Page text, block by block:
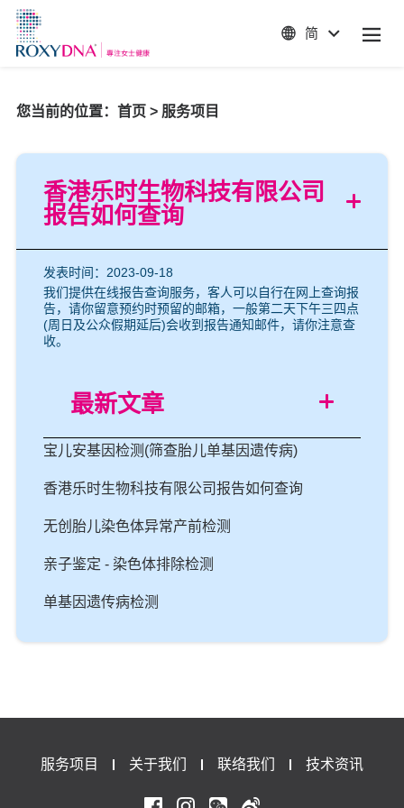
简
您当前的位置： 首页 > 服务项目
香港乐时生物科技有限公司
报告如何查询
发表时间：2023-09-18
我们提供在线报告查询服务，客人可以自行在网上查询报
告，请你留意预约时预留的邮箱，一般第二天下午三四点
(周日及公众假期延后)会收到报告通知邮件，请你注意查
收。
最新文章
宝儿安基因检测(筛查胎儿单基因遗传病)
香港乐时生物科技有限公司报告如何查询
无创胎儿染色体异常产前检测
亲子鉴定 - 染色体排除检测
单基因遗传病检测
服务项目 关于我们 联络我们 技术资讯